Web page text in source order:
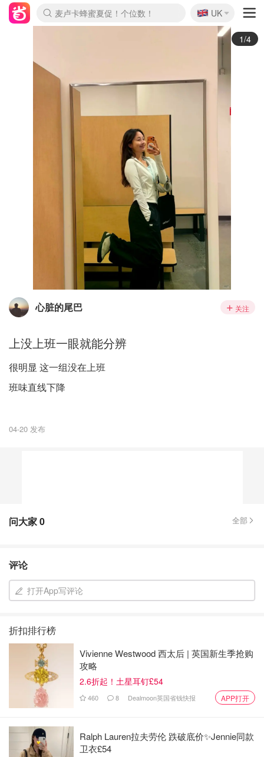
Prada/Miu 4.8折！
🇬🇧
UK
2/4
心脏的尾巴 关注
上没上班一眼就能分辨
很明显 这一组没在上班
班味直线下降
04-20 发布
问大家0 全部
评论
打开App写评论
折扣排行榜
Vivienne Westwood 西太后 | 英国新生季抢购
攻略
2.6折起！土星耳钉£54
460 8 Dealmoon英国省钱快报 APP打开
Ralph Lauren拉夫劳伦 跌破底价✨Jennie同款
卫衣£54